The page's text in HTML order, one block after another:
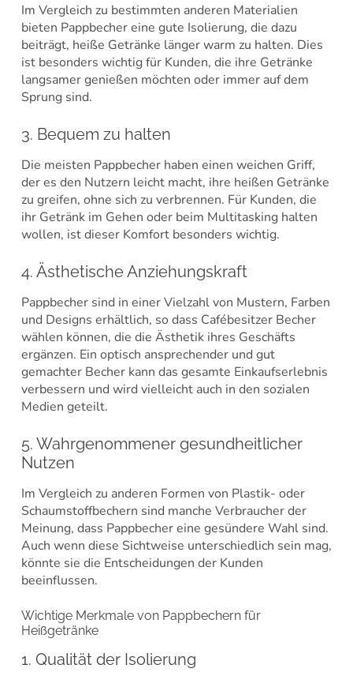
Im Vergleich zu bestimmten anderen Materialien
bieten Pappbecher eine gute Isolierung, die dazu
beiträgt, heiße Getränke länger warm zu halten. Dies
ist besonders wichtig für Kunden, die ihre Getränke
langsamer genießen möchten oder immer auf dem
Sprung sind.
3. Bequem zu halten
Die meisten Pappbecher haben einen weichen Griff,
der es den Nutzern leicht macht, ihre heißen Getränke
zu greifen, ohne sich zu verbrennen. Für Kunden, die
ihr Getränk im Gehen oder beim Multitasking halten
wollen, ist dieser Komfort besonders wichtig.
4. Ästhetische Anziehungskraft
Pappbecher sind in einer Vielzahl von Mustern, Farben
und Designs erhältlich, so dass Cafébesitzer Becher
wählen können, die die Ästhetik ihres Geschäfts
ergänzen. Ein optisch ansprechender und gut
gemachter Becher kann das gesamte Einkaufserlebnis
verbessern und wird vielleicht auch in den sozialen
Medien geteilt.
5. Wahrgenommener gesundheitlicher
Nutzen
Im Vergleich zu anderen Formen von Plastik- oder
Schaumstoffbechern sind manche Verbraucher der
Meinung, dass Pappbecher eine gesündere Wahl sind.
Auch wenn diese Sichtweise unterschiedlich sein mag,
könnte sie die Entscheidungen der Kunden
beeinflussen.
Wichtige Merkmale von Pappbechern für
Heißgetränke
1. Qualität der Isolierung